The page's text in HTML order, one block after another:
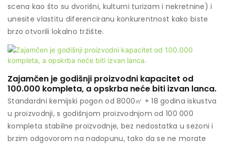
scena kao što su dvorišni, kulturni turizam i nekretnine) i
unesite vlastitu diferenciranu konkurentnost kako biste
brzo otvorili lokalno tržište.
Zajamčen je godišnji proizvodni kapacitet od
100.000 kompleta, a opskrba neće biti izvan lanca.
Standardni kemijski pogon od 8000㎡ + 18 godina iskustva
u proizvodnji, s godišnjom proizvodnjom od 100 000
kompleta stabilne proizvodnje, bez nedostatka u sezoni i
brzim odgovorom na nadopunu, tako da se ne morate